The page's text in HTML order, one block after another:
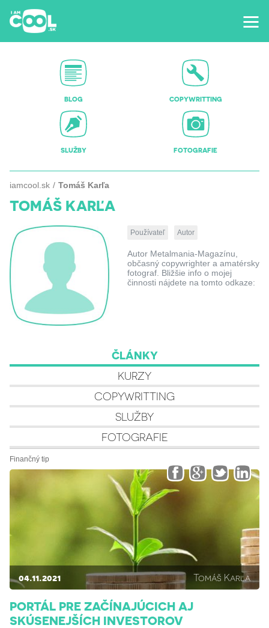
BLOG COPYWRITTING
SLUŽBY FOTOGRAFIE
iamcool.sk Tomáš Karľa
TOMÁŠ KARĽA
Používateľ Autor
Autor Metalmania-Magazínu,
občasný copywrighter a amatérsky
fotograf. Bližšie info o mojej
činnosti nájdete na tomto odkaze:
ČLÁNKY
KURZY
COPYWRITTING
SLUŽBY
FOTOGRAFIE
Finančný tip
04.11.2021 Tomáš Karľa
PORTÁL PRE ZAČÍNAJÚCICH AJ
SKÚSENEJŠÍCH INVESTOROV